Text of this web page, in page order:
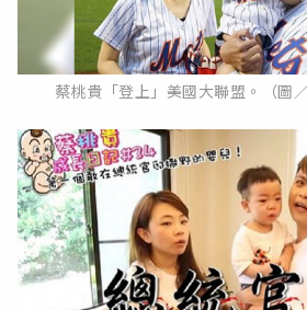
蔡桃貴「登上」美國大聯盟。（圖